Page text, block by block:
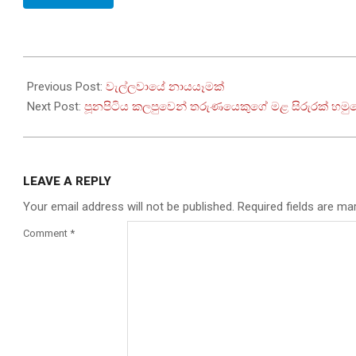
05-
13
Previous Post: වැල්ලවායේ නායයෑමක්
Next Post: පූනපිටිය කලපුවෙන් තරුණයෙකුගේ මළ සිරුරක්
LEAVE A REPLY
Your email address will not be published. Required fields are
Comment *